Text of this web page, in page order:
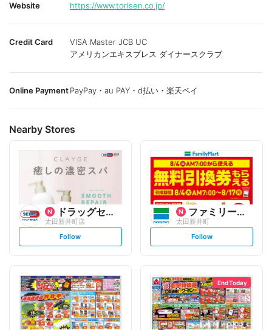
Website https://www.torisen.co.jp/
Credit Card
VISA Master JCB UC
アメリカンエキスプレス ダイナースクラブ
Online PaymentPayPay・au PAY・d払い・楽天ペイ
Nearby Stores
ドラッグセイムス
太田新井町店
s
t
l
o
w
Follow
ファミリーマート
太田新井町
s
t
l
o
w
Follow
End Today